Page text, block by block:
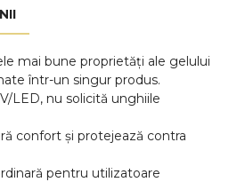
mai bune proprietăți ale gelului
într-un singur produs.
LED, nu solicită unghiile
confort și protejează contra
pentru utilizatoare